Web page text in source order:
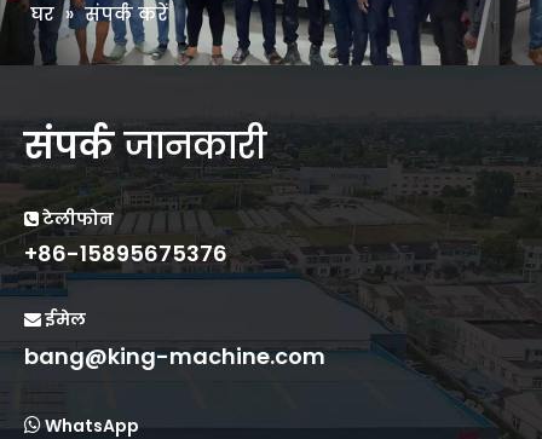
घर » संपर्क करें
संपर्कजानकारी
 टेलीफोन
+86-15895675376
 ईमेल
bang@king-machine.com
WhatsApp